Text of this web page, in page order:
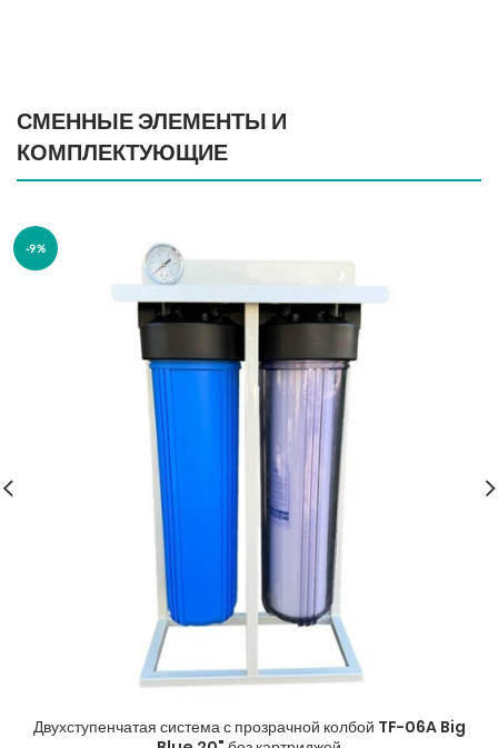
СМЕННЫЕ ЭЛЕМЕНТЫ И
КОМПЛЕКТУЮЩИЕ
-9%
Двухступенчатая система с прозрачной колбой TF-06A Big